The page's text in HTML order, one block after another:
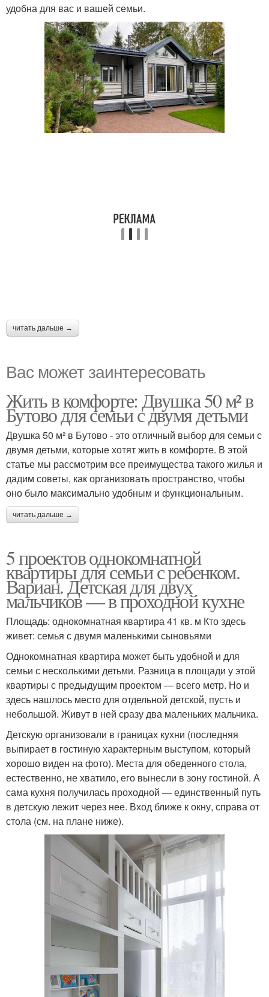
удобна для вас и вашей семьи.
читать дальше →
Вас может заинтересовать
Жить в комфорте: Двушка 50 м² в
Бутово для семьи с двумя детьми
Двушка 50 м² в Бутово - это отличный выбор для семьи с
двумя детьми, которые хотят жить в комфорте. В этой
статье мы рассмотрим все преимущества такого жилья и
дадим советы, как организовать пространство, чтобы
оно было максимально удобным и функциональным.
читать дальше →
5 проектов однокомнатной
квартиры для семьи с ребенком.
Вариан. Детская для двух
мальчиков — в проходной кухне
Площадь: однокомнатная квартира 41 кв. м Кто здесь
живет: семья с двумя маленькими сыновьями
Однокомнатная квартира может быть удобной и для
семьи с несколькими детьми. Разница в площади у этой
квартиры с предыдущим проектом — всего метр. Но и
здесь нашлось место для отдельной детской, пусть и
небольшой. Живут в ней сразу два маленьких мальчика.
Детскую организовали в границах кухни (последняя
выпирает в гостиную характерным выступом, который
хорошо виден на фото). Места для обеденного стола,
естественно, не хватило, его вынесли в зону гостиной. А
сама кухня получилась проходной — единственный путь
в детскую лежит через нее. Вход ближе к окну, справа от
стола (см. на плане ниже).